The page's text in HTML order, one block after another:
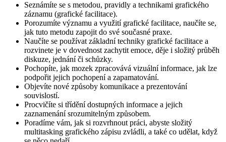
Seznámíte se s metodou, pravidly a technikami grafického
záznamu (grafické facilitace).
Porozumíte významu a využití grafické facilitace, naučíte se,
jak tuto metodu zapojit do své současné praxe.
Naučíte se používat základní techniky grafické facilitace a
rozvinete je v dovednost zachytit emoce, děje i složitý průběh
diskuze, jednání či schůzky.
Pochopíte, jak mozek zpracovává vizuální informace, jak lze
podpořit jejich pochopení a zapamatování.
Objevíte nové způsoby komunikace a prezentování
souvislostí.
Procvičíte si třídění dostupných informace a jejich
zaznamenání srozumitelným způsobem.
Poradíme vám, jak si rozvrhnout práci, abyste složitý
multitasking grafického zápisu zvládli, a také co udělat, když